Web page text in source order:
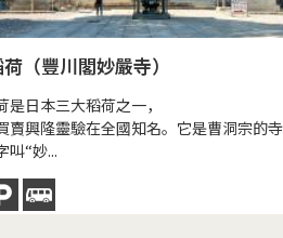
（豐川閣妙嚴寺）
是日本三大稻荷之一，
賣興隆靈驗在全國知名。它是曹洞宗的寺
叫“妙...